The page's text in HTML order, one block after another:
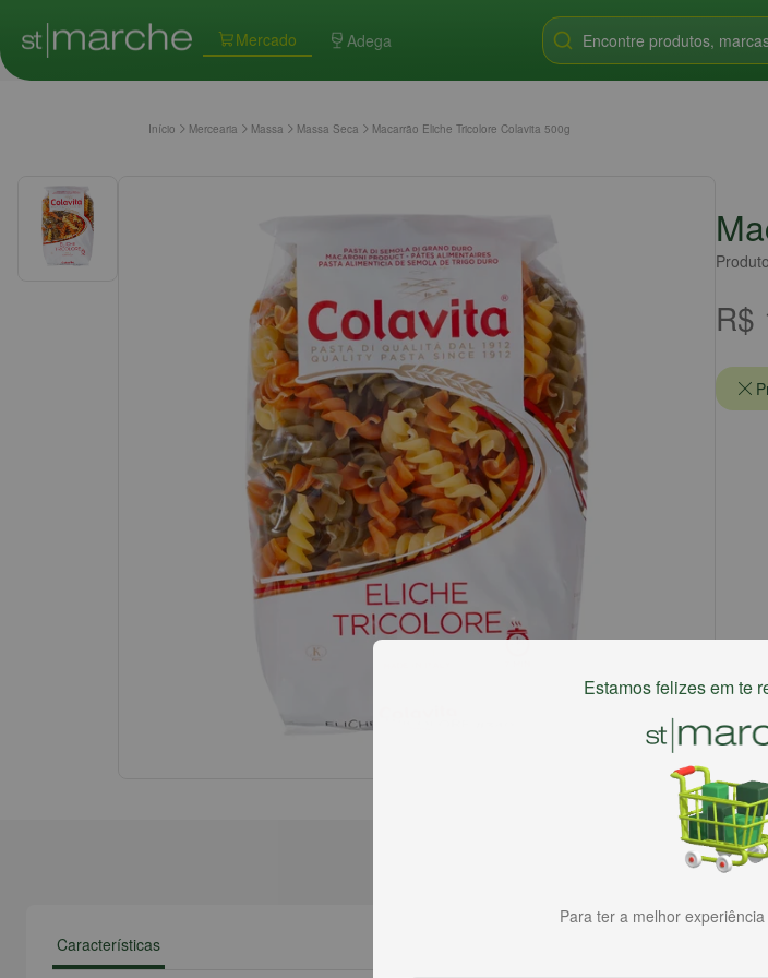
Mercado Adega Encontre produtos,
Início Mercearia Massa Massa Seca Macarrão Eliche Tricolore Colavita 500g
R$
Características
Estamos felizes em te
Para ter a melhor